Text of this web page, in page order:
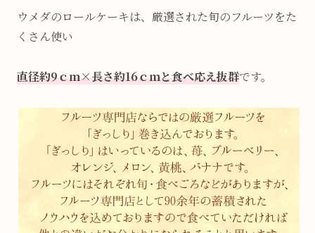
ウメダのロールケーキは、厳選された旬のフルーツをた
くさん使い
直径約9ｃｍ×長さ約16ｃｍと食べ応え抜群です。